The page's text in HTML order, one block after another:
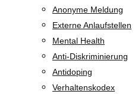
Anonyme Meldung
Externe Anlaufstellen
Mental Health
Anti-Diskriminierung
Antidoping
Verhaltenskodex